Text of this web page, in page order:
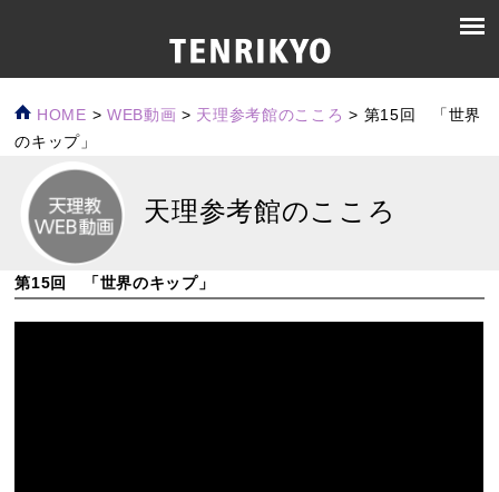
HOME > WEB動画 > 天理参考館のこころ > 第15回 「世界
のキップ」
天理参考館のこころ
第15回 「世界のキップ」